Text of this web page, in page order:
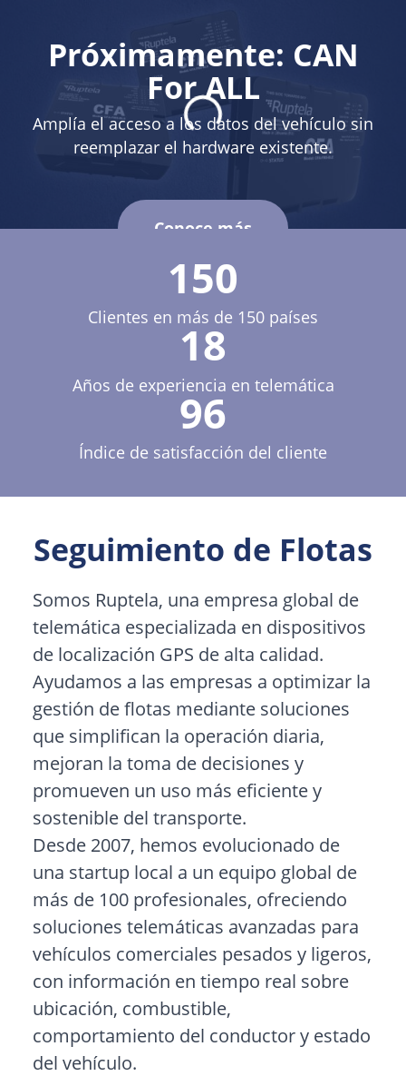
Próximamente: CAN
For ALL
Amplía el acceso a los datos del vehículo sin
reemplazar el hardware existente.
Conoce más
150
Clientes en más de 150 países
18
Años de experiencia en telemática
96
Índice de satisfacción del cliente
Seguimiento de Flotas
Somos Ruptela, una empresa global de
telemática especializada en dispositivos
de localización GPS de alta calidad.
Ayudamos a las empresas a optimizar la
gestión de flotas mediante soluciones
que simplifican la operación diaria,
mejoran la toma de decisiones y
promueven un uso más eficiente y
sostenible del transporte.
Desde 2007, hemos evolucionado de
una startup local a un equipo global de
más de 100 profesionales, ofreciendo
soluciones telemáticas avanzadas para
vehículos comerciales pesados y ligeros,
con información en tiempo real sobre
ubicación, combustible,
comportamiento del conductor y estado
del vehículo.